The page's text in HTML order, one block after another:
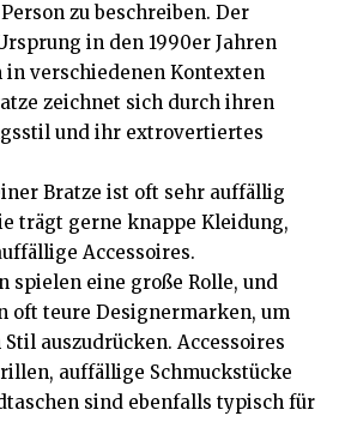
zu beschreiben. Der
in den 1990er Jahren
in verschiedenen Kontexten
zeichnet sich durch ihren
und ihr extrovertiertes
Bratze ist oft sehr auffällig
trägt gerne knappe Kleidung,
Accessoires.
spielen eine große Rolle, und
oft teure Designermarken, um
auszudrücken. Accessoires
auffällige Schmuckstücke
sind ebenfalls typisch für